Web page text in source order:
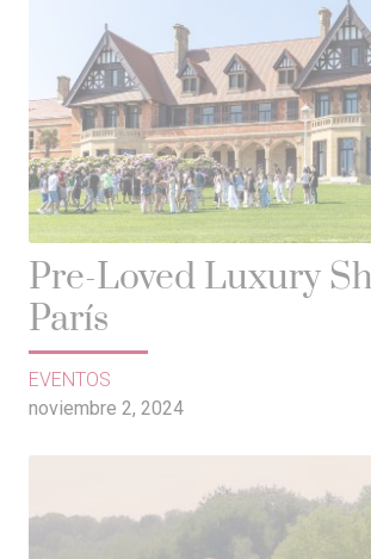
Pre-Loved Luxury
París
noviembre 2, 2024
EVENTOS